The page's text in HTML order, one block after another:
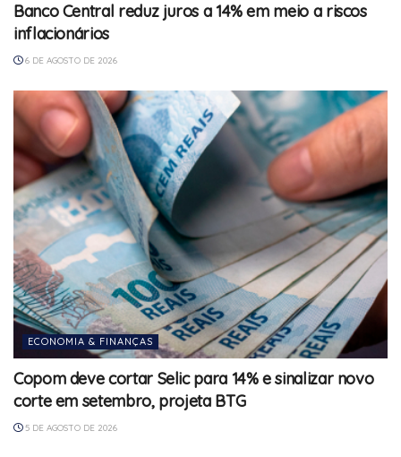
Banco Central reduz juros a 14% em meio a riscos
inflacionários
6 DE AGOSTO DE 2026
ECONOMIA & FINANÇAS
Copom deve cortar Selic para 14% e sinalizar novo
corte em setembro, projeta BTG
5 DE AGOSTO DE 2026